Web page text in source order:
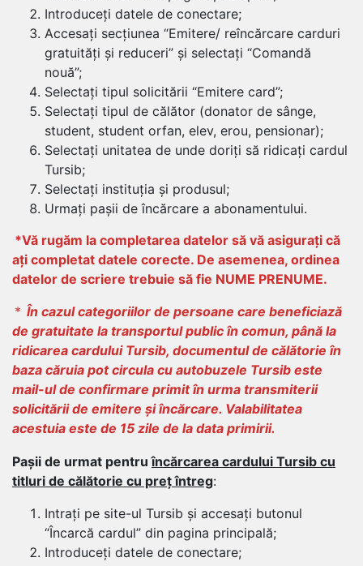
Introduceți datele de conectare;
Accesați secțiunea “Emitere/ reîncărcare carduri
gratuități și reduceri” și selectați “Comandă
nouă”;
Selectați tipul solicitării “Emitere card”;
Selectați tipul de călător (donator de sânge,
student, student orfan, elev, erou, pensionar);
Selectați unitatea de unde doriți să ridicați cardul
Tursib;
Selectați instituția și produsul;
Urmați pașii de încărcare a abonamentului.
*Vă rugăm la completarea datelor să vă asigurați că
ați completat datele corecte. De asemenea, ordinea
datelor de scriere trebuie să fie NUME PRENUME.
* În cazul categoriilor de persoane care beneficiază
de gratuitate la transportul public în comun, până la
ridicarea cardului Tursib, documentul de călătorie în
baza căruia pot circula cu autobuzele Tursib este
mail-ul de confirmare primit în urma transmiterii
solicitării de emitere și încărcare. Valabilitatea
acestuia este de 15 zile de la data primirii.
Pașii de urmat pentruîncărcarea cardului Tursib cu
titluri de călătorie cu preț întreg:
Intrați pe site-ul Tursib și accesați butonul
“Încarcă cardul” din pagina principală;
Introduceți datele de conectare;